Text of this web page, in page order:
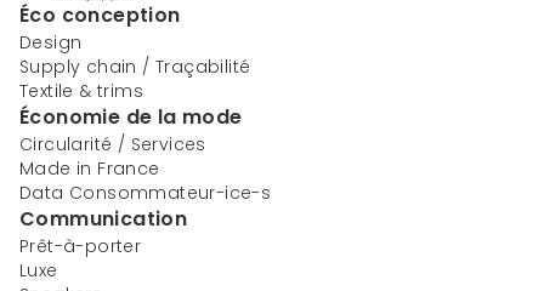
Éco conception
Design
Supply chain / Traçabilité
Textile & trims
Économie de la mode
Circularité / Services
Made in France
Data Consommateur-ice-s
Communication
Prêt-à-porter
Luxe